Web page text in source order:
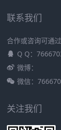
联系我们
合作或咨询可通
Q Q：
微博：
微信：
关注我们